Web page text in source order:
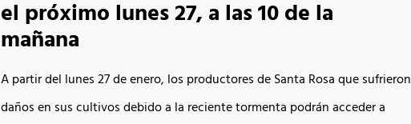
el próximo lunes 27, a las 10 de la
mañana
A partir del lunes 27 de enero, los productores de Santa Rosa que sufrieron
daños en sus cultivos debido a la reciente tormenta podrán acceder a